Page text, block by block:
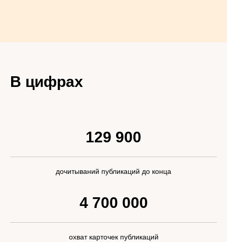
В цифрах
129 900
дочитываний публикаций до конца
4 700 000
охват карточек публикаций